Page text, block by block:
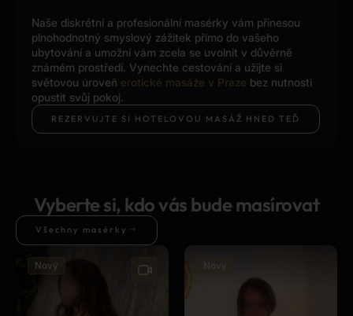
Naše diskrétní a profesionální masérky vám přinesou
plnohodnotný smyslový zážitek přímo do vašeho
ubytování a umožní vám zcela se uvolnit v důvěrně
známém prostředí. Vynechte cestování a užijte si
světovou úroveň erotické masáže v Praze bez nutnosti
opustit svůj pokoj.
REZERVUJTE SI HOTELOVOU MASÁŽ HNED TEĎ
Vyberte si, kdo vás bude masírovat
Všechny masérky
Nový Nový